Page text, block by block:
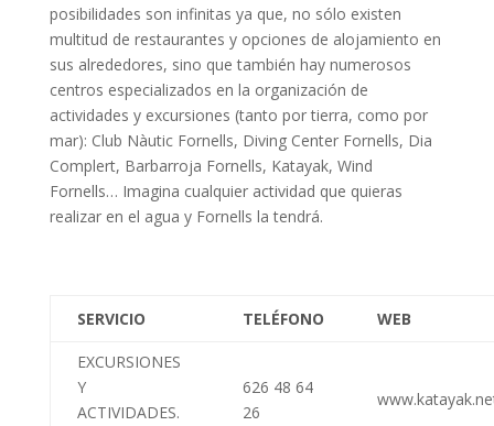
posibilidades son infinitas ya que, no sólo existen
multitud de restaurantes y opciones de alojamiento en
sus alrededores, sino que también hay numerosos
centros especializados en la organización de
actividades y excursiones (tanto por tierra, como por
mar): Club Nàutic Fornells, Diving Center Fornells, Dia
Complert, Barbarroja Fornells, Katayak, Wind
Fornells… Imagina cualquier actividad que quieras
realizar en el agua y Fornells la tendrá.
SERVICIO TELÉFONO WEB
EXCURSIONES
Y
ACTIVIDADES.
626 48 64
26